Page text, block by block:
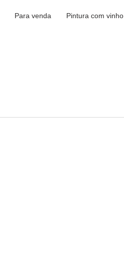
Para venda Pintura com vinho